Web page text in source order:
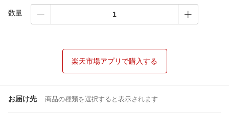
数量
楽天市場アプリで購入する
お届け先 商品の種類を選択すると表示されます